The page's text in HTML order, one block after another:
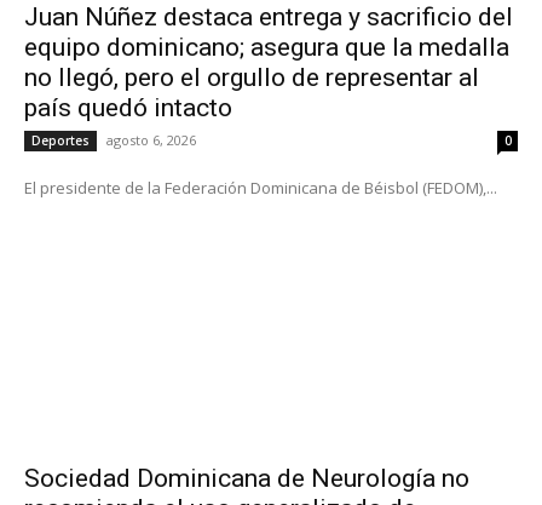
Juan Núñez destaca entrega y sacrificio del
equipo dominicano; asegura que la medalla
no llegó, pero el orgullo de representar al
país quedó intacto
Deportes agosto 6, 2026 0
El presidente de la Federación Dominicana de Béisbol (FEDOM),...
Sociedad Dominicana de Neurología no